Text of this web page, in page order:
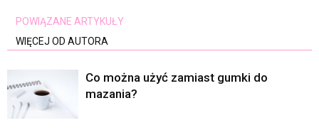
POWIĄZANE ARTYKUŁY
WIĘCEJ OD AUTORA
Co można użyć zamiast gumki do
mazania?